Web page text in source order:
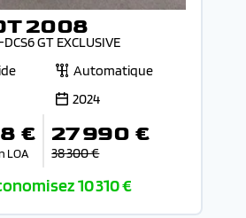
2008
GT EXCLUSIVE
Automatique
2024
€
LOA
27 990 €
38 300 €
10 310 €